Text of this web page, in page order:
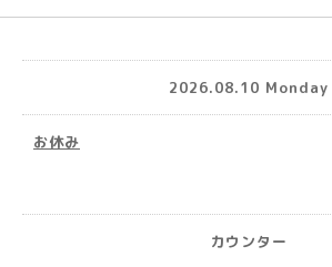
2026.08.10 Monday
お休み
カウンター